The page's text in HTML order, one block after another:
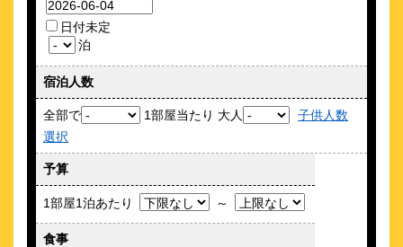
ゴスペラーズ坂ツアー2026 UNIVER5OUL
徳永英明 HIDEAKI TOKUNAGA 40th Anniversary Concert Tour
2026 COVERS & BEST
ミュージカル 星影の人 沖田総司・まぼろしの青春
ミュージカル 星影の人 沖田総司・まぼろしの青春
2026/11/28 (土)
薬師丸ひろ子 Concert Tour 2026 明日が来る
【JR東京駅丸の内南口直結】東京駅のクラシックホテル
\43,560～
銀座線京橋駅7番出口から徒歩1分 渋谷や浅草 お出かけに大
変便利♪
約 0.51 km
ＫＯＫＯ ＨＯＴＥＬ 銀座一丁目
\5,040～
日付未定
泊
宿泊人数
全部で 1部屋当たり 大人
子供人数
選択
予算
1部屋1泊あたり ～
食事